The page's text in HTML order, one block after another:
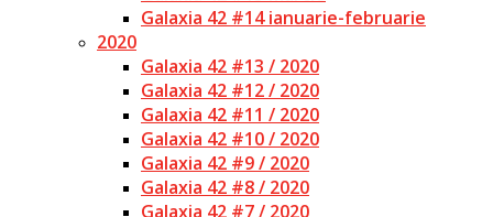
Galaxia 42 #14 ianuarie-februarie
2020
Galaxia 42 #13 / 2020
Galaxia 42 #12 / 2020
Galaxia 42 #11 / 2020
Galaxia 42 #10 / 2020
Galaxia 42 #9 / 2020
Galaxia 42 #8 / 2020
Galaxia 42 #7 / 2020